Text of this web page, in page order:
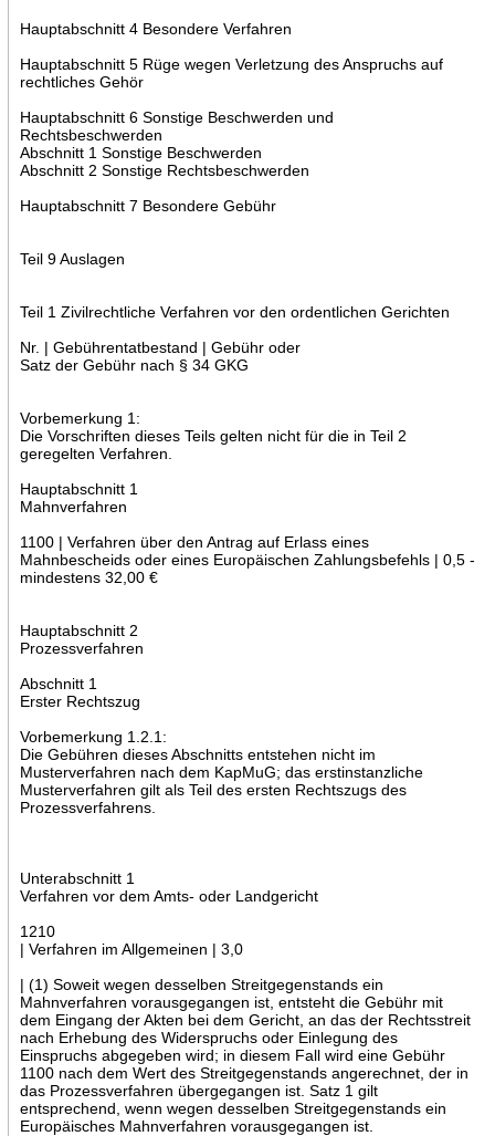
Hauptabschnitt 4 Besondere Verfahren
Hauptabschnitt 5 Rüge wegen Verletzung des Anspruchs auf
rechtliches Gehör
Hauptabschnitt 6 Sonstige Beschwerden und
Rechtsbeschwerden
Abschnitt 1 Sonstige Beschwerden
Abschnitt 2 Sonstige Rechtsbeschwerden
Hauptabschnitt 7 Besondere Gebühr
Teil 9 Auslagen
Teil 1 Zivilrechtliche Verfahren vor den ordentlichen Gerichten
Nr. | Gebührentatbestand | Gebühr oder
Satz der Gebühr nach § 34 GKG
Vorbemerkung 1:
Die Vorschriften dieses Teils gelten nicht für die in Teil 2
geregelten Verfahren.
Hauptabschnitt 1
Mahnverfahren
1100 | Verfahren über den Antrag auf Erlass eines
Mahnbescheids oder eines Europäischen Zahlungsbefehls | 0,5 -
mindestens 32,00 €
Hauptabschnitt 2
Prozessverfahren
Abschnitt 1
Erster Rechtszug
Vorbemerkung 1.2.1:
Die Gebühren dieses Abschnitts entstehen nicht im
Musterverfahren nach dem KapMuG; das erstinstanzliche
Musterverfahren gilt als Teil des ersten Rechtszugs des
Prozessverfahrens.
Unterabschnitt 1
Verfahren vor dem Amts- oder Landgericht
1210
| Verfahren im Allgemeinen | 3,0
| (1) Soweit wegen desselben Streitgegenstands ein
Mahnverfahren vorausgegangen ist, entsteht die Gebühr mit
dem Eingang der Akten bei dem Gericht, an das der Rechtsstreit
nach Erhebung des Widerspruchs oder Einlegung des
Einspruchs abgegeben wird; in diesem Fall wird eine Gebühr
1100 nach dem Wert des Streitgegenstands angerechnet, der in
das Prozessverfahren übergegangen ist. Satz 1 gilt
entsprechend, wenn wegen desselben Streitgegenstands ein
Europäisches Mahnverfahren vorausgegangen ist.